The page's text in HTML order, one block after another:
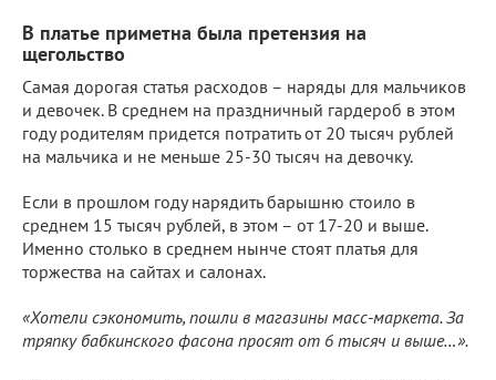
В платье приметна была претензия на
щегольство
Самая дорогая статья расходов – наряды для мальчиков
и девочек. В среднем на праздничный гардероб в этом
году родителям придется потратить от 20 тысяч рублей
на мальчика и не меньше 25-30 тысяч на девочку.
Если в прошлом году нарядить барышню стоило в
среднем 15 тысяч рублей, в этом – от 17-20 и выше.
Именно столько в среднем нынче стоят платья для
торжества на сайтах и салонах.
«Хотели сэкономить, пошли в магазины масс-маркета. За
тряпку бабкинского фасона просят от 6 тысяч и выше…».